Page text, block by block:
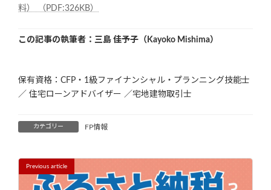
料） （PDF:326KB）
この記事の執筆者：三島 佳予子（Kayoko Mishima）
保有資格：CFP・1級ファイナンシャル・プランニング技能士
／ 住宅ローンアドバイザー ／宅地建物取引士
カテゴリー FP情報
Previous article